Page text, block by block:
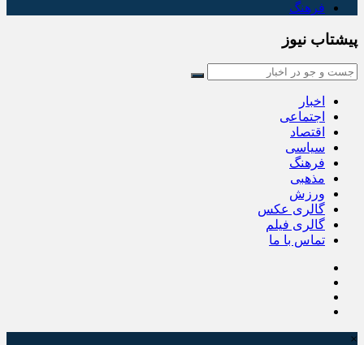
فرهنگ
پیشتاب نیوز
اخبار
اجتماعی
اقتصاد
سیاسی
فرهنگ
مذهبی
ورزش
گالری عکس
گالری فیلم
تماس با ما
×